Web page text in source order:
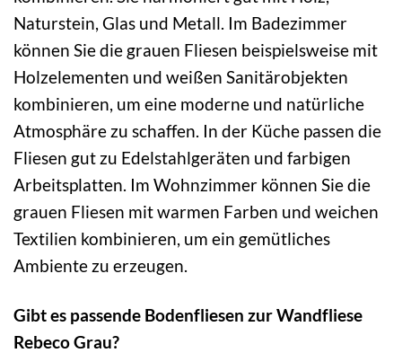
Naturstein, Glas und Metall. Im Badezimmer
können Sie die grauen Fliesen beispielsweise mit
Holzelementen und weißen Sanitärobjekten
kombinieren, um eine moderne und natürliche
Atmosphäre zu schaffen. In der Küche passen die
Fliesen gut zu Edelstahlgeräten und farbigen
Arbeitsplatten. Im Wohnzimmer können Sie die
grauen Fliesen mit warmen Farben und weichen
Textilien kombinieren, um ein gemütliches
Ambiente zu erzeugen.
Gibt es passende Bodenfliesen zur Wandfliese
Rebeco Grau?